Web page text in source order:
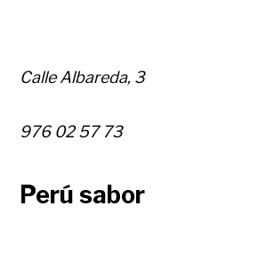
Calle Albareda, 3
976 02 57 73
Perú sabor